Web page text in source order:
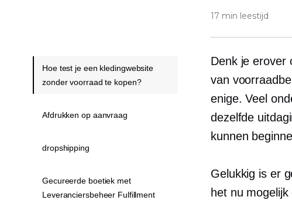
17 min leestijd
Denk je erover
van
enige. Veel
dezelfde
kunnen
Gelukkig is er
het nu
Hoe test je een kledingwebsite
zonder voorraad te kopen?
Afdrukken op aanvraag
dropshipping
Gecureerde boetiek met
Leveranciersbeheer Fulfillment